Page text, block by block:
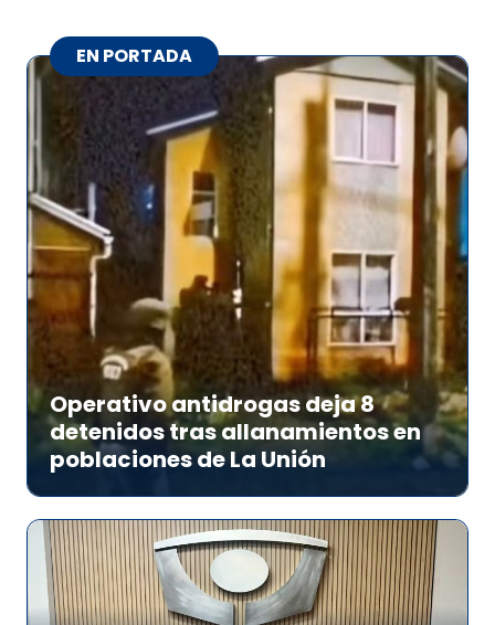
EN PORTADA
Operativo antidrogas deja 8
detenidos tras allanamientos en
poblaciones de La Unión